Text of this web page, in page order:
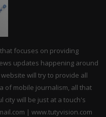
focuses on providing
updates happening around
will try to provide all
of mobile journalism, all that
will be just at a touch's
| www.tutyvision.com